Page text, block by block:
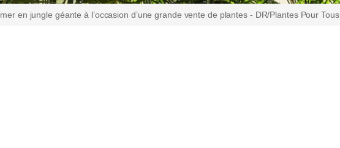
en jungle géante à l’occasion d’une grande vente de plantes - DR/Plantes Pour Tous